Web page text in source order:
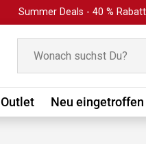
Summer Deals - 40 %
Outlet Neu eingetroffen